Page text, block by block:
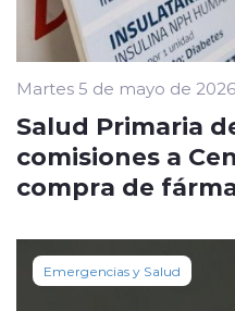
Martes 5 de mayo de 2026
Salud Primaria
comisiones a
compra de
Emergencias y Salud